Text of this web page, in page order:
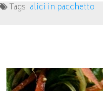
Tags: alici in pacchetto